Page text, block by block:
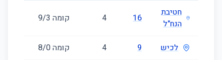
חטיבת
הנח"ל
16
4 קומה ‎3‏/9
לכיש 9
4 קומה ‎0‏/8